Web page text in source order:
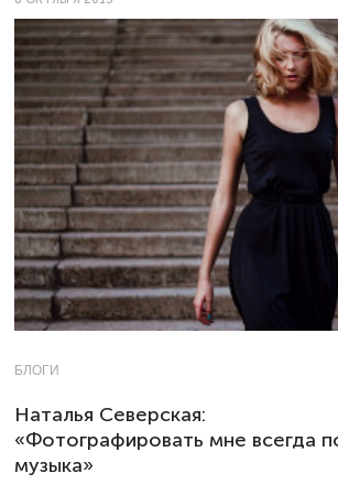
БЛОГИ
Наталья Северская:
«Фотографировать мне всегда
музыка»